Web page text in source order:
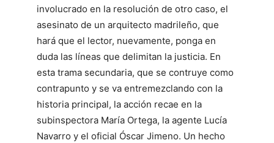
involucrado en la resolución de otro caso, el
asesinato de un arquitecto madrileño, que
hará que el lector, nuevamente, ponga en
duda las líneas que delimitan la justicia. En
esta trama secundaria, que se contruye como
contrapunto y se va entremezclando con la
historia principal, la acción recae en la
subinspectora María Ortega, la agente Lucía
Navarro y el oficial Óscar Jimeno. Un hecho